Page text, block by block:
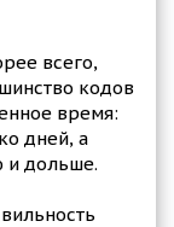
всего,
кодов
время:
дней, а
и дольше.